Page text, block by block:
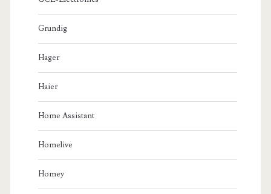
Grundig
Hager
Haier
Home Assistant
Homelive
Homey